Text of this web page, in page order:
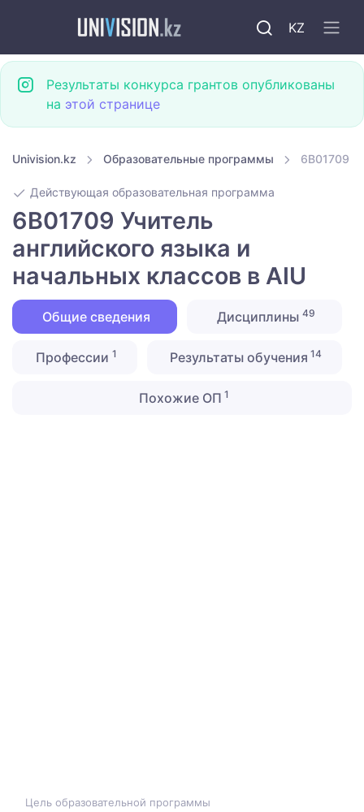
KZ
Результаты конкурса грантов опубликованы
на этой странице
Univision.kz Образовательные программы 6B01709
Действующая образовательная программа
6B01709 Учитель
английского языка и
начальных классов в AIU
Общие сведения Дисциплины 49
Профессии 1 Результаты обучения 14
Похожие ОП 1
Цель образовательной программы